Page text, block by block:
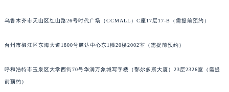
乌鲁木齐市天山区红山路26号时代广场（CCMALL）C座17层17-B（需提前预约）
台州市椒江区东海大道1800号腾达中心东1幢20楼2002室（需提前预约）
呼和浩特市玉泉区大学西街70号华润万象城写字楼（鄂尔多斯大厦）23层2326室（需提
前预约）